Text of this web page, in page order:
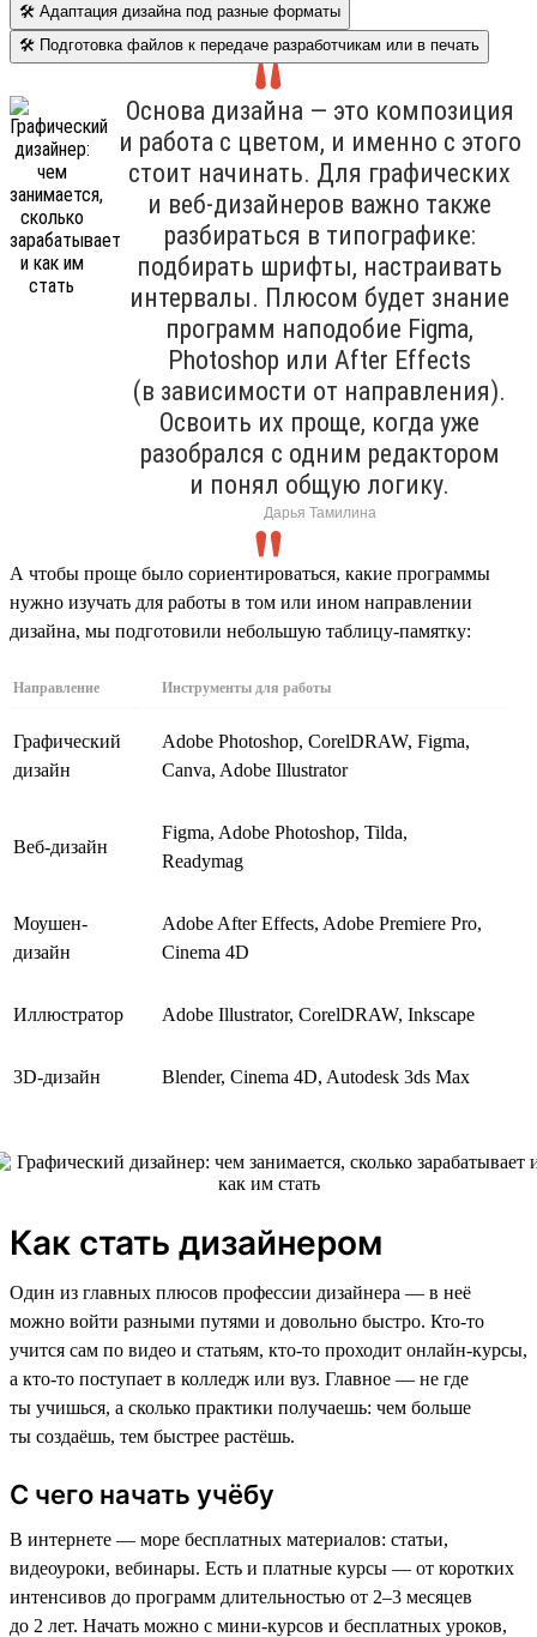
🛠 Адаптация дизайна под разные форматы
🛠 Подготовка файлов к передаче разработчикам или в печать
Основа дизайна — это композиция
и работа с цветом, и именно с этого
стоит начинать. Для графических
и веб-дизайнеров важно также
разбираться в типографике:
подбирать шрифты, настраивать
интервалы. Плюсом будет знание
программ наподобие Figma,
Photoshop или After Effects
(в зависимости от направления).
Освоить их проще, когда уже
разобрался с одним редактором
и понял общую логику.
Дарья Тамилина
А чтобы проще было сориентироваться, какие программы
нужно изучать для работы в том или ином направлении
дизайна, мы подготовили небольшую таблицу-памятку:
Направление Инструменты для работы
Графический
дизайн
Adobe Photoshop, CorelDRAW, Figma,
Canva, Adobe Illustrator
Веб-дизайн
Figma, Adobe Photoshop, Tilda,
Readymag
Моушен-
дизайн
Adobe After Effects, Adobe Premiere Pro,
Cinema 4D
Иллюстратор Adobe Illustrator, CorelDRAW, Inkscape
3D-дизайн Blender, Cinema 4D, Autodesk 3ds Max
Как стать дизайнером
Один из главных плюсов профессии дизайнера — в неё
можно войти разными путями и довольно быстро. Кто-то
учится сам по видео и статьям, кто-то проходит онлайн-курсы,
а кто-то поступает в колледж или вуз. Главное — не где
ты учишься, а сколько практики получаешь: чем больше
ты создаёшь, тем быстрее растёшь.
С чего начать учёбу
В интернете — море бесплатных материалов: статьи,
видеоуроки, вебинары. Есть и платные курсы — от коротких
интенсивов до программ длительностью от 2–3 месяцев
до 2 лет. Начать можно с мини-курсов и бесплатных уроков,